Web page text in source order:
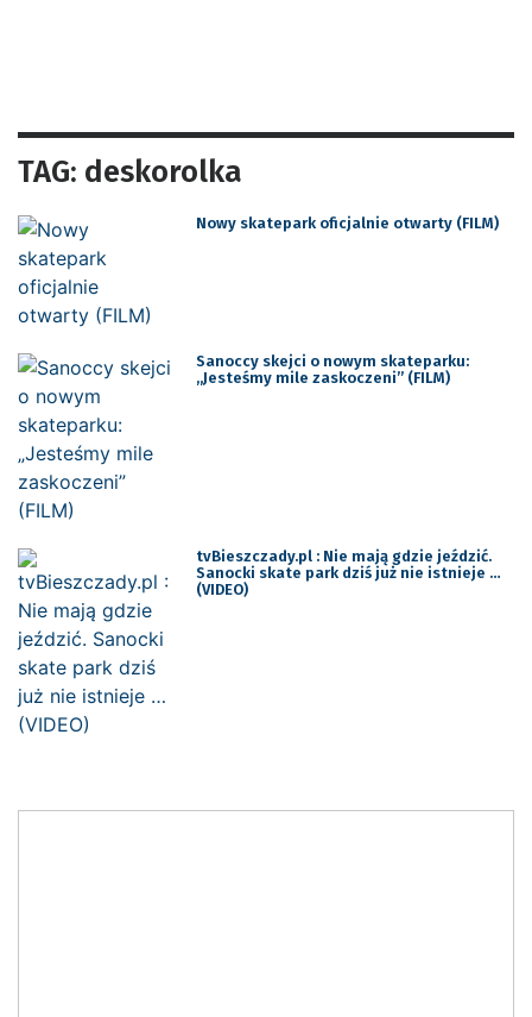
TAG: deskorolka
Nowy skatepark oficjalnie otwarty (FILM)
Sanoccy skejci o nowym skateparku:
„Jesteśmy mile zaskoczeni” (FILM)
tvBieszczady.pl : Nie mają gdzie jeździć.
Sanocki skate park dziś już nie istnieje …
(VIDEO)